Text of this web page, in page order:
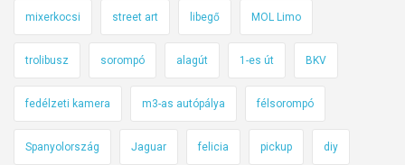
c
a
e
mixerkocsi street art libegő MOL Limo
trolibusz sorompó alagút 1-es út BKV
fedélzeti kamera m3-as autópálya félsorompó
Spanyolország Jaguar felicia pickup diy